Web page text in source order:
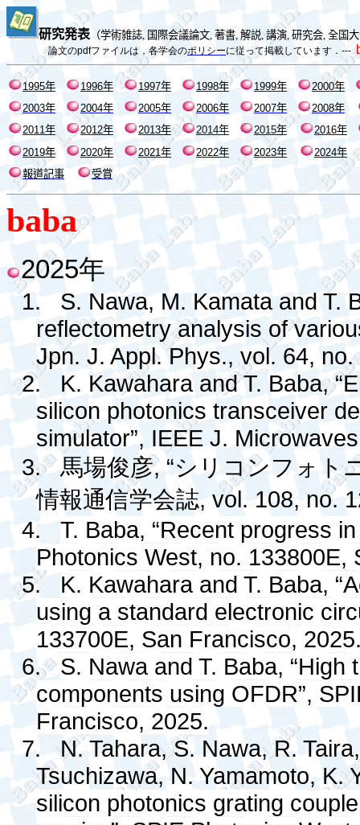
研究発表（学術雑誌, 国際会議論文,著書,解説,講演,研究会, 全国
論文のpdfファイルは，各学会のポリシーに従って掲載しています． ---
1995年 1996年 1997年 1998年 1999年 2000年
2003年 2004年 2005年 2006年 2007年 2008年
2011年 2012年 2013年 2014年 2015年 2016年
2019年 2020年 2021年 2022年 2023年 2024年
報道記事
受賞
baba
2025年
1.
S. Nawa, M. Kamata and T.
reflectometry analysis of
Jpn. J. Appl. Phys., vol. 64,
2.
K. Kawahara and T. Baba,
silicon photonics transceiver
simulator”, IEEE J.
3.
馬場俊彦, “シリコンフォト
情報通信学会誌, vol. 108, no.
4.
T. Baba, “Recent progress
Photonics West, no.
5.
K. Kawahara and T. Baba,
using a standard electronic
133700E, San Francisco,
6.
S. Nawa and T. Baba,
components using OFDR”,
Francisco, 2025.
7.
N. Tahara, S. Nawa, R.
Tsuchizawa, N. Yamamoto, K.
silicon photonics grating